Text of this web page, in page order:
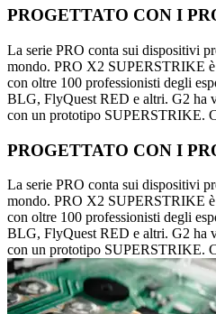
PROGETTATO CON I
La serie PRO conta sui dispositivi
mondo. PRO X2 SUPERSTRIKE è
con oltre 100 professionisti degli
BLG, FlyQuest RED e altri. G2 ha
con un prototipo SUPERSTRIKE.
PROGETTATO CON I
La serie PRO conta sui dispositivi
mondo. PRO X2 SUPERSTRIKE è
con oltre 100 professionisti degli
BLG, FlyQuest RED e altri. G2 ha
con un prototipo SUPERSTRIKE.